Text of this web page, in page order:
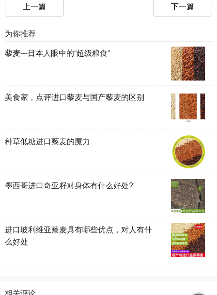
上一篇 下一篇
为你推荐
藜麦---日本人眼中的“超级粮食”
美食家，点评进口藜麦与国产藜麦的区别
​种草低糖进口藜麦的魔力
墨西哥进口奇亚籽对身体有什么好处?
进口玻利维亚藜麦具有哪些优点，对人有什
么好处